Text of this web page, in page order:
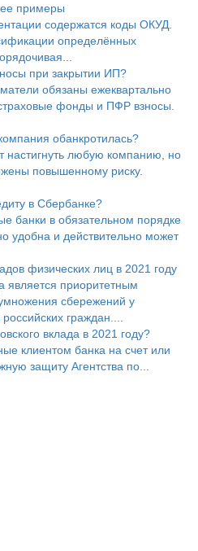
примеры
содержатся коды ОКУД.
определённых
при закрытии ИП?
обязаны ежеквартально
фонды и ПФР взносы.
обанкротилась?
любую компанию, но
повышенному риску.
в Сбербанке?
банки в обязательном порядке
удобна и действительно может
физических лиц в 2021 году
является приоритетным
сбережений у
граждан....
вклада в 2021 году?
клиентом банка на счет или
защиту Агентства по...